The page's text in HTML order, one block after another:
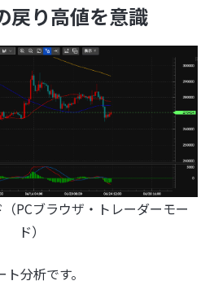
り高値を意識
PCブラウザ・トレーダーモー
ド）
分析です。